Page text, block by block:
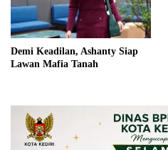
Demi Keadilan, Ashanty Siap
Lawan Mafia Tanah